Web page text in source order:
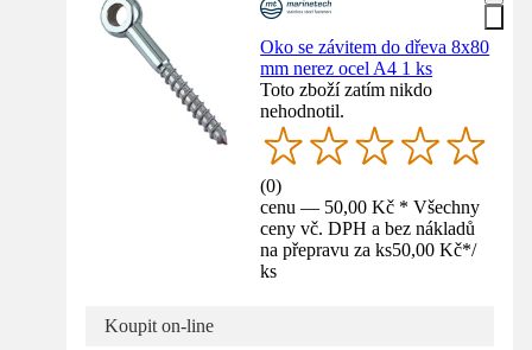
Oko se závitem do dřeva 8x80
mm nerez ocel A4 1 ks
Toto zboží zatím nikdo
nehodnotil.
(0)
cenu — 50,00 Kč * Všechny
ceny vč. DPH a bez nákladů
na přepravu za ks50,00 Kč*/
ks
Koupit on-line